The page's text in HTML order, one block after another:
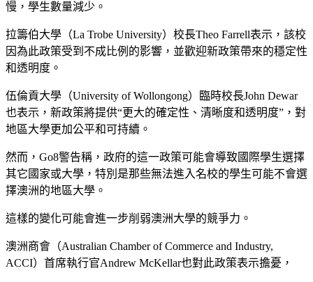
慢，學生數量減少。
拉籌伯大學（La Trobe University）校長Theo Farrell表示，該校
因為此政策受到不成比例的影響，並歡迎新政策帶來的穩定性
和透明度。
伍倫貢大學（University of Wollongong）臨時校長John Dewar
也表示，新政策將提供“更大的確定性、清晰度和透明度”，對
地區大學更加公平和可持續。
然而，Go8警告稱，政府的這一政策可能會導致國際學生選擇
其它國家或大學，特別是那些無法進入名校的學生可能不會選
擇澳洲的地區大學。
這樣的變化可能會進一步削弱澳洲大學的競爭力。
澳洲商會（Australian Chamber of Commerce and Industry,
ACCI）首席執行官Andrew McKellar也對此政策表示擔憂，